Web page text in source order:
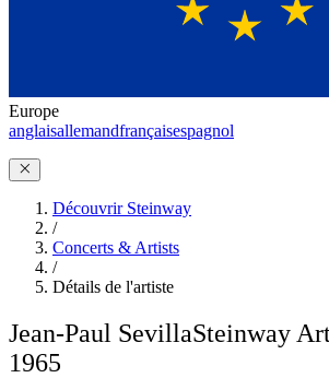
Europe
anglaisallemandfrançaisespagnol
Découvrir Steinway
/
Concerts & Artists
/
Détails de l'artiste
Jean-Paul SevillaSteinway
1965